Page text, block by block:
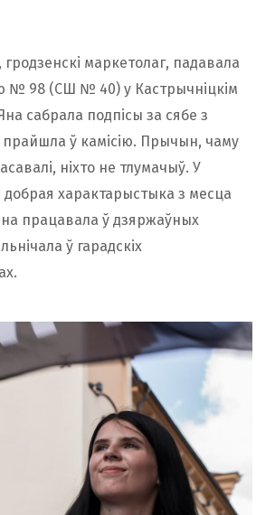
, гродзенскі маркетолаг, падавала
№ 98 (СШ № 40) у Кастрычніцкім
сабрала подпісы за сябе з
прайшла ў камісію. Прычын, чаму
ніхто не тлумачыў. У
характарыстыка з месца
працавала ў дзяржаўных
ў гарадскіх